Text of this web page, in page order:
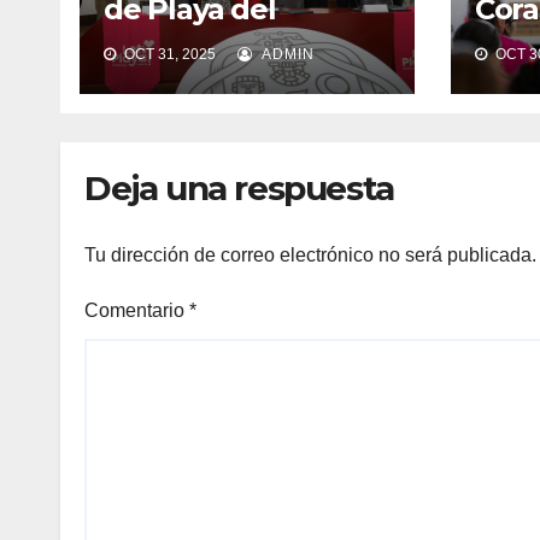
de Playa del
Carmen
OCT 31, 2025 ADMIN
la
que
OCT
Deja una respuesta
Tu dirección de correo electrónico no será publicada.
Comentario *